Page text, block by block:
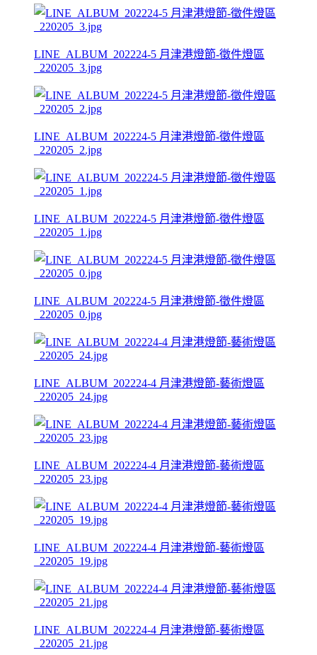
LINE_ALBUM_202224-5 月津港燈節-徵件燈區
_220205_3.jpg
LINE_ALBUM_202224-5 月津港燈節-徵件燈區
_220205_2.jpg
LINE_ALBUM_202224-5 月津港燈節-徵件燈區
_220205_1.jpg
LINE_ALBUM_202224-5 月津港燈節-徵件燈區
_220205_0.jpg
LINE_ALBUM_202224-4 月津港燈節-藝術燈區
_220205_24.jpg
LINE_ALBUM_202224-4 月津港燈節-藝術燈區
_220205_23.jpg
LINE_ALBUM_202224-4 月津港燈節-藝術燈區
_220205_19.jpg
LINE_ALBUM_202224-4 月津港燈節-藝術燈區
_220205_21.jpg